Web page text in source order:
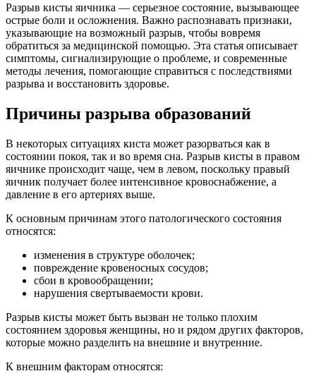
Разрыв кисты яичника — серьезное состояние, вызывающее
острые боли и осложнения. Важно распознавать признаки,
указывающие на возможный разрыв, чтобы вовремя
обратиться за медицинской помощью. Эта статья описывает
симптомы, сигнализирующие о проблеме, и современные
методы лечения, помогающие справиться с последствиями
разрыва и восстановить здоровье.
Причины разрыва образований
В некоторых ситуациях киста может разорваться как в
состоянии покоя, так и во время сна. Разрыв кисты в правом
яичнике происходит чаще, чем в левом, поскольку правый
яичник получает более интенсивное кровоснабжение, а
давление в его артериях выше.
К основным причинам этого патологического состояния
относятся:
изменения в структуре оболочек;
повреждение кровеносных сосудов;
сбои в кровообращении;
нарушения свертываемости крови.
Разрыв кисты может быть вызван не только плохим
состоянием здоровья женщины, но и рядом других факторов,
которые можно разделить на внешние и внутренние.
К внешним факторам относятся: